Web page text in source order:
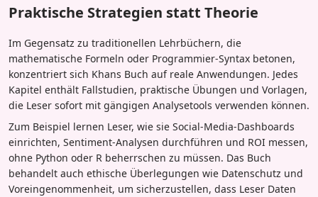
Praktische Strategien statt Theorie
Im Gegensatz zu traditionellen Lehrbüchern, die
mathematische Formeln oder Programmier-Syntax betonen,
konzentriert sich Khans Buch auf reale Anwendungen. Jedes
Kapitel enthält Fallstudien, praktische Übungen und Vorlagen,
die Leser sofort mit gängigen Analysetools verwenden können.
Zum Beispiel lernen Leser, wie sie Social-Media-Dashboards
einrichten, Sentiment-Analysen durchführen und ROI messen,
ohne Python oder R beherrschen zu müssen. Das Buch
behandelt auch ethische Überlegungen wie Datenschutz und
Voreingenommenheit, um sicherzustellen, dass Leser Daten